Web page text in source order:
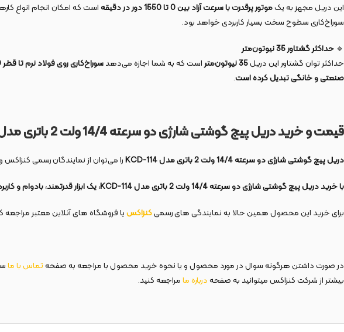
این دریل مجهز به یکموتور پرقدرت با سرعت آزاد بین 0 تا 1550 دور در دقیقه است که امکان انجام انواع
سوراخ‌کاری سطوح سخت بسیار کاربردی خواهد بود.
🔹 حداکثر گشتاور 35 نیوتون‌متر
حداکثر توان گشتاور این دریل35 نیوتون‌متر است که به شما اجازه می‌دهدسوراخ‌کاری روی فولاد نرم تا قطر 10 میلی‌متر و چوب تا قطر 25 میلی‌متر
صنعتی و خانگی تبدیل کرده است.
قیمت و خرید دریل پیچ گوشتی شارژی دو سرعته 14/4 ولت 2 باتری مدل
دریل پیچ گوشتی شارژی دو سرعته 14/4 ولت 2 باتری مدل KCD-114را می‌توان از نمایندگان رسمی
با خرید دریل پیچ گوشتی شارژی دو سرعته 14/4 ولت 2 باتری مدل KCD-114، یک ابزار قدرتمند، بادوام و کاربردی را به مجموعه خود اضافه کنید!
برای خرید این محصول همین حالا به نمایندگی های رسمیکنزاکسیا فروشگاه های آنلاین معتبر مراجعه
در صورت داشتن هرگونه سوال در مورد محصول و یا نحوه خرید محصول با مراجعه به صفحهتماسباما
بیشتر از شرکت کنزاکس میتوانید به صفحهدربارهمامراجعه کنید.